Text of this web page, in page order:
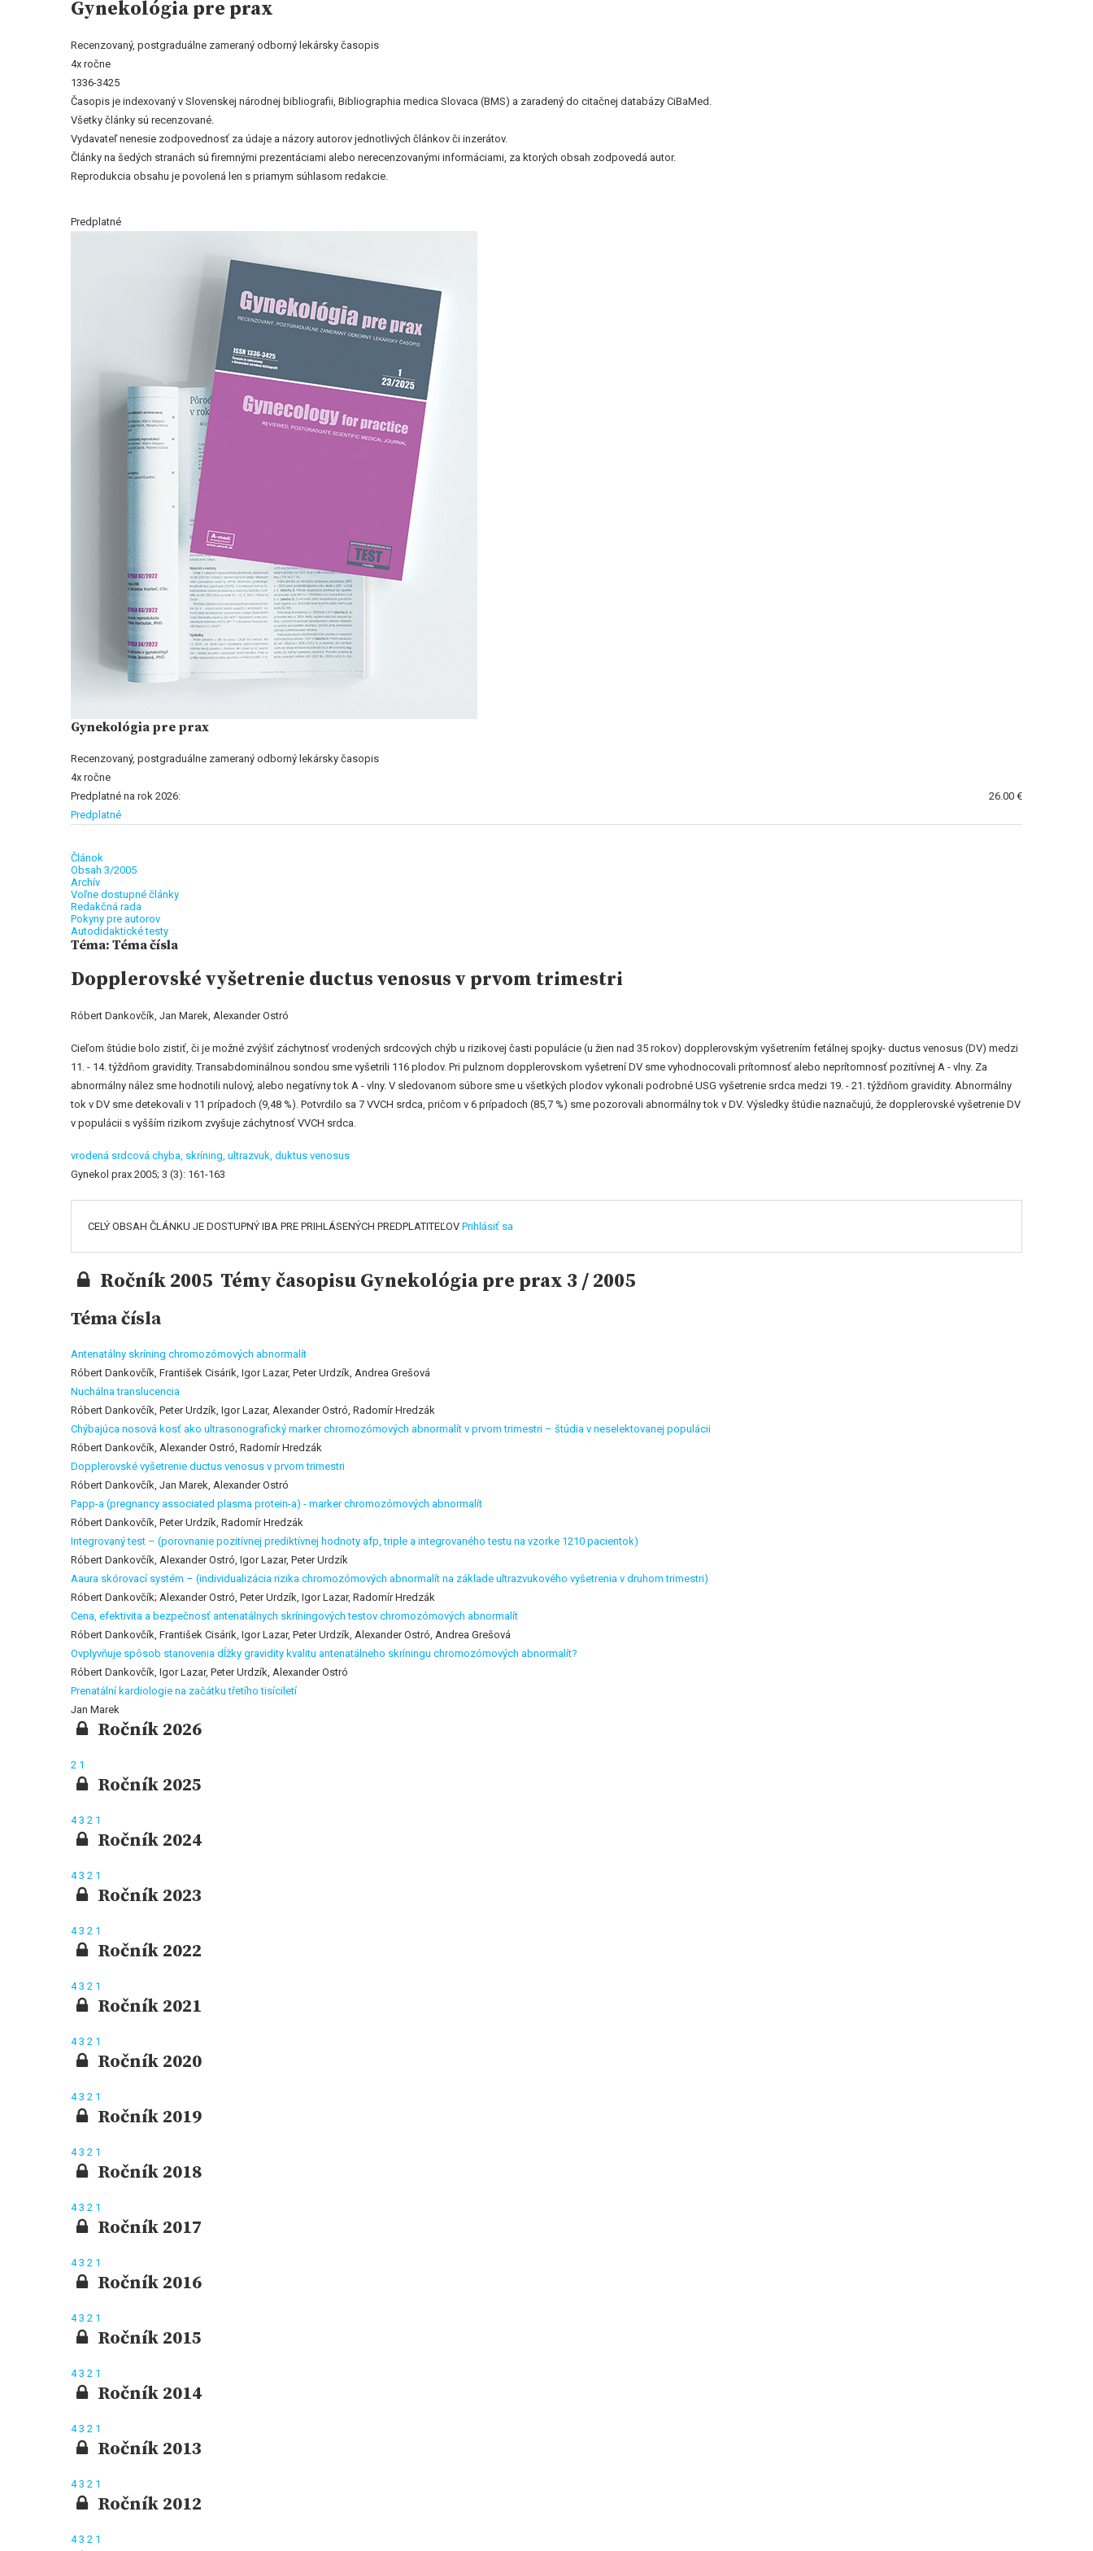
Gynekológia pre prax
Recenzovaný, postgraduálne zameraný odborný lekársky časopis
4x ročne
1336-3425
Časopis je indexovaný v Slovenskej národnej bibliografii, Bibliographia medica Slovaca (BMS) a zaradený do citačnej databázy CiBaMed.
Všetky články sú recenzované.
Vydavateľ nenesie zodpovednosť za údaje a názory autorov jednotlivých článkov či inzerátov.
Články na šedých stranách sú firemnými prezentáciami alebo nerecenzovanými informáciami, za ktorých obsah zodpovedá autor.
Reprodukcia obsahu je povolená len s priamym súhlasom redakcie.
Predplatné
Gynekológia pre prax
Recenzovaný, postgraduálne zameraný odborný lekársky časopis
4x ročne
Predplatné na rok 2026:
26.00 €
Predplatné
Článok
Obsah 3/2005
Archív
Voľne dostupné články
Redakčná rada
Pokyny pre autorov
Autodidaktické testy
Téma: Téma čísla
Dopplerovské vyšetrenie ductus venosus v prvom trimestri
Róbert Dankovčík, Jan Marek, Alexander Ostró
Cieľom štúdie bolo zistiť, či je možné zvýšiť záchytnosť vrodených srdcových chýb u rizikovej časti populácie (u žien nad 35 rokov) dopplerovským vyšetrením fetálnej spojky- ductus venosus (DV) medzi
11. - 14. týždňom gravidity. Transabdominálnou sondou sme vyšetrili 116 plodov. Pri pulznom dopplerovskom vyšetrení DV sme vyhodnocovali prítomnosť alebo neprítomnosť pozitívnej A - vlny. Za
abnormálny nález sme hodnotili nulový, alebo negatívny tok A - vlny. V sledovanom súbore sme u všetkých plodov vykonali podrobné USG vyšetrenie srdca medzi 19. - 21. týždňom gravidity. Abnormálny
tok v DV sme detekovali v 11 prípadoch (9,48 %). Potvrdilo sa 7 VVCH srdca, pričom v 6 prípadoch (85,7 %) sme pozorovali abnormálny tok v DV. Výsledky štúdie naznačujú, že dopplerovské vyšetrenie DV
v populácii s vyšším rizikom zvyšuje záchytnosť VVCH srdca.
vrodená srdcová chyba, skríning, ultrazvuk, duktus venosus
Gynekol prax 2005; 3 (3): 161-163
CELÝ OBSAH ČLÁNKU JE DOSTUPNÝ IBA PRE PRIHLÁSENÝCH PREDPLATITEĽOV Prihlásiť sa
Ročník 2005 Témy časopisu Gynekológia pre prax 3 / 2005
Téma čísla
Antenatálny skríning chromozómových abnormalít
Róbert Dankovčík, František Cisárik, Igor Lazar, Peter Urdzík, Andrea Grešová
Nuchálna translucencia
Róbert Dankovčík, Peter Urdzík, Igor Lazar, Alexander Ostró, Radomír Hredzák
Chýbajúca nosová kosť ako ultrasonografický marker chromozómových abnormalít v prvom trimestri – štúdia v neselektovanej populácii
Róbert Dankovčík, Alexander Ostró, Radomír Hredzák
Dopplerovské vyšetrenie ductus venosus v prvom trimestri
Róbert Dankovčík, Jan Marek, Alexander Ostró
Papp-a (pregnancy associated plasma protein-a) - marker chromozómových abnormalít
Róbert Dankovčík, Peter Urdzík, Radomír Hredzák
Integrovaný test – (porovnanie pozitívnej prediktívnej hodnoty afp, triple a integrovaného testu na vzorke 1210 pacientok)
Róbert Dankovčík, Alexander Ostró, Igor Lazar, Peter Urdzík
Aaura skórovací systém – (individualizácia rizika chromozómových abnormalít na základe ultrazvukového vyšetrenia v druhom trimestri)
Róbert Dankovčík; Alexander Ostró, Peter Urdzík, Igor Lazar, Radomír Hredzák
Cena, efektivita a bezpečnosť antenatálnych skríningových testov chromozómových abnormalít
Róbert Dankovčík, František Cisárik, Igor Lazar, Peter Urdzík, Alexander Ostró, Andrea Grešová
Ovplyvňuje spôsob stanovenia dĺžky gravidity kvalitu antenatálneho skríningu chromozómových abnormalít?
Róbert Dankovčík, Igor Lazar, Peter Urdzík, Alexander Ostró
Prenatální kardiologie na začátku třetího tisíciletí
Jan Marek
Ročník 2026
2 1
Ročník 2025
43 2 1
Ročník 2024
43 2 1
Ročník 2023
43 2 1
Ročník 2022
43 2 1
Ročník 2021
43 2 1
Ročník 2020
43 2 1
Ročník 2019
43 2 1
Ročník 2018
43 2 1
Ročník 2017
43 2 1
Ročník 2016
43 2 1
Ročník 2015
43 2 1
Ročník 2014
43 2 1
Ročník 2013
43 2 1
Ročník 2012
43 2 1